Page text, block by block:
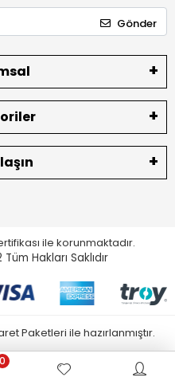
Gönder
ile korunmaktadır.
Tüm Hakları Saklıdır
Paketleri ile hazırlanmıştır.
0